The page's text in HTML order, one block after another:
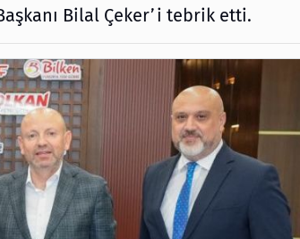
Bilal Çeker’i tebrik etti.